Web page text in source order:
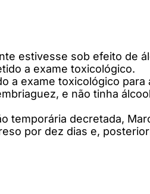
estivesse sob efeito de
a exame toxicológico.
a exame toxicológico
e não tinha
temporária decretada,
por dez dias e,